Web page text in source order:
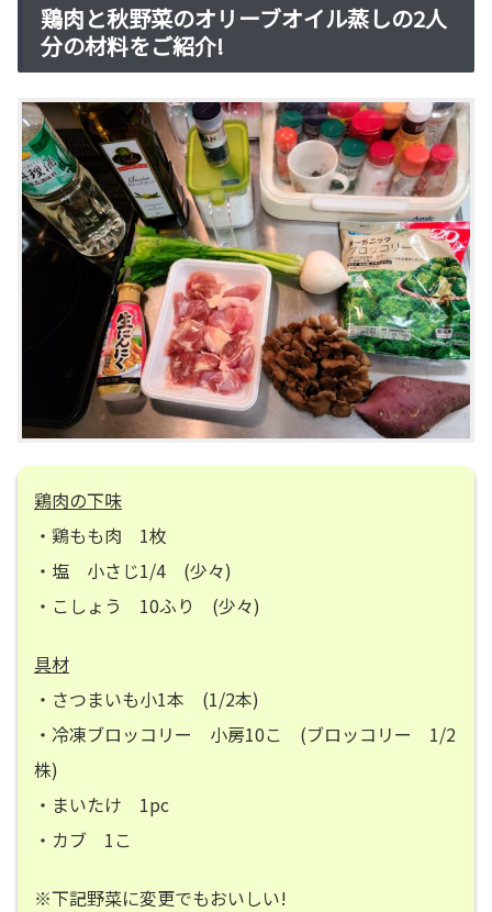
鶏肉と秋野菜のオリーブオイル蒸しの2人
分の材料をご紹介!
鶏肉の下味
・鶏もも肉 1枚
・塩 小さじ1/4 (少々)
・こしょう 10ふり (少々)
具材
・さつまいも小1本 (1/2本)
・冷凍ブロッコリー 小房10こ (ブロッコリー 1/2
株)
・まいたけ 1pc
・カブ 1こ
※下記野菜に変更でもおいしい!